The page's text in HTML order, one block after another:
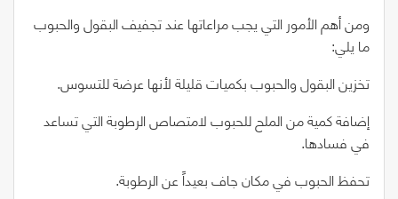
ومن أهم الأمور التي يجب مراعاتها عند تجفيف البقول والحبوب
ما يلي:
تخزين البقول والحبوب بكميات قليلة لأنها عرضة للتسوس.
إضافة كمية من الملح للحبوب لامتصاص الرطوبة التي تساعد
في فسادها.
تحفظ الحبوب في مكان جاف بعيداً عن الرطوبة.